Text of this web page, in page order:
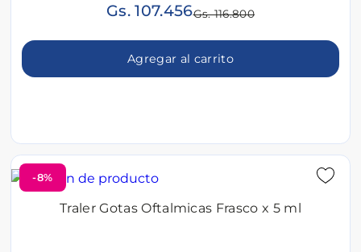
Gs. 107.456Gs. 116.800
Agregar al carrito
-8%
Traler Gotas Oftalmicas Frasco x 5 ml